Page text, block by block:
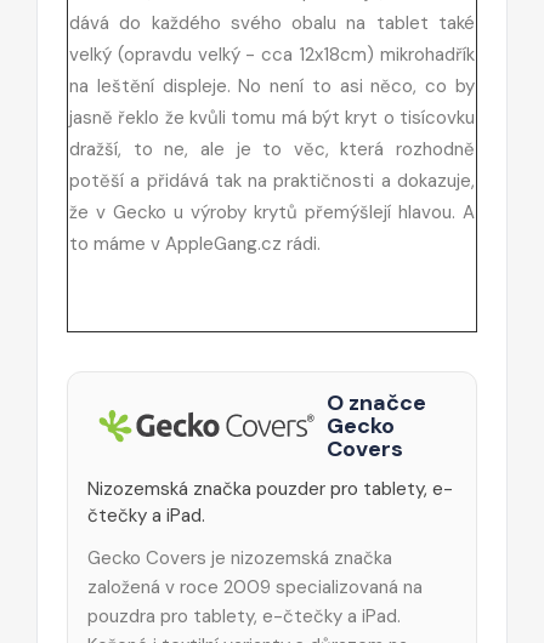
dává do každého svého obalu na tablet také
velký (opravdu velký - cca 12x18cm) mikrohadřík
na leštění displeje. No není to asi něco, co by
jasně řeklo že kvůli tomu má být kryt o tisícovku
dražší, to ne, ale je to věc, která rozhodně
potěší a přidává tak na praktičnosti a dokazuje,
že v Gecko u výroby krytů přemýšlejí hlavou. A
to máme v AppleGang.cz rádi.
O značce
Gecko
Covers
Nizozemská značka pouzder pro tablety, e-
čtečky a iPad.
Gecko Covers je nizozemská značka
založená v roce 2009 specializovaná na
pouzdra pro tablety, e-čtečky a iPad.